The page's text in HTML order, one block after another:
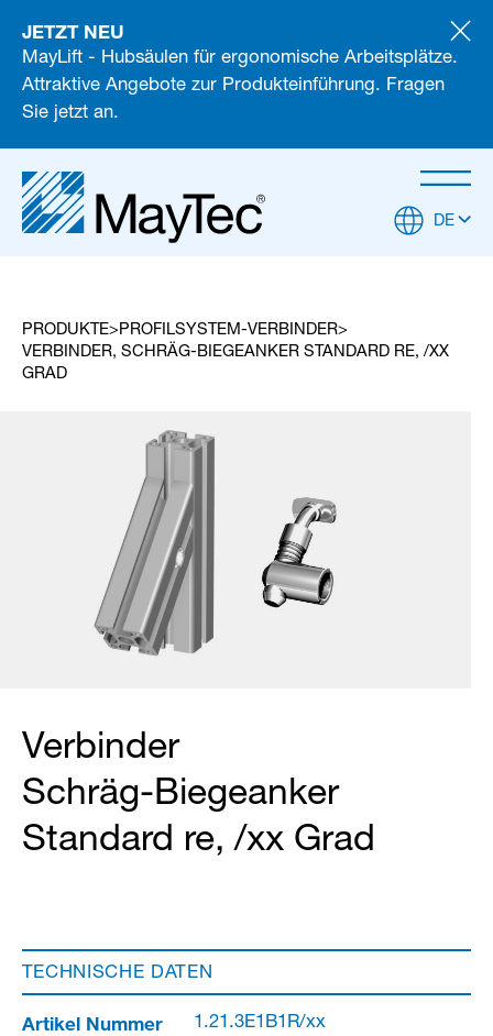
JETZT NEU
MayLift - Hubsäulen für ergonomische Arbeitsplätze.
Attraktive Angebote zur Produkteinführung. Fragen
Sie jetzt an.
DE
PRODUKTE
PROFILSYSTEM-VERBINDER
VERBINDER, SCHRÄG-BIEGEANKER STANDARD RE, /XX
GRAD
Verbinder
Schräg-Biegeanker
Standard re, /xx Grad
TECHNISCHE DATEN
Artikel Nummer 1.21.3E1B1R/xx